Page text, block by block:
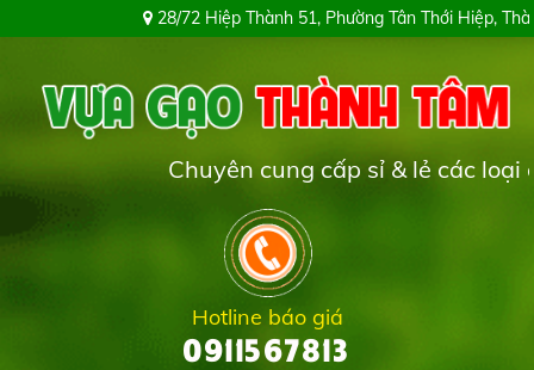
72 Hiệp Thành 51, Phường Tân Thới Hiệp, Thành phố Hồ Chí Minh
Chuyên cung cấp sỉ & lẻ các loại gạo trên toàn
Hotline báo giá
0911567813